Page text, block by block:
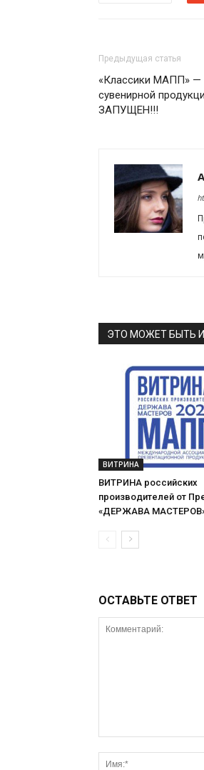
Предыдущая статья
«Классики МАПП» —
сувенирной
ЗАПУЩЕН!!!
ЭТО МОЖЕТ БЫТЬ
ВИТРИНА
ВИТРИНА российских
производителей от
«ДЕРЖАВА
ОСТАВЬТЕ ОТВЕТ